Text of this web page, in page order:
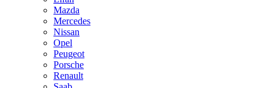
Mazda
Mercedes
Nissan
Opel
Peugeot
Porsche
Renault